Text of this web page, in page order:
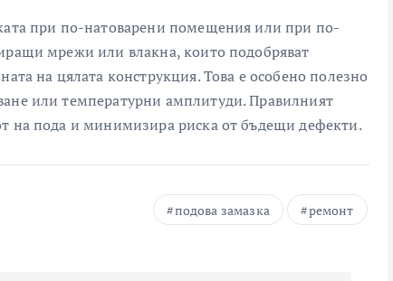
при по-натоварени помещения или при по-
мрежи или влакна, които подобряват
на цялата конструкция. Това е особено полезно
или температурни амплитуди. Правилният
на пода и минимизира риска от бъдещи дефекти.
подова замазка ремонт